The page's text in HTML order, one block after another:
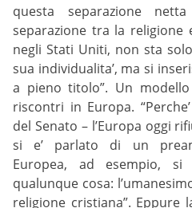
questa separazione
separazione tra la religione
negli Stati Uniti, non sta
sua individualita’, ma si
a pieno titolo”. Un
riscontri in Europa.
del Senato – l’Europa oggi
si e’ parlato di un
Europea, ad esempio,
qualunque cosa:
religione cristiana”. Eppure